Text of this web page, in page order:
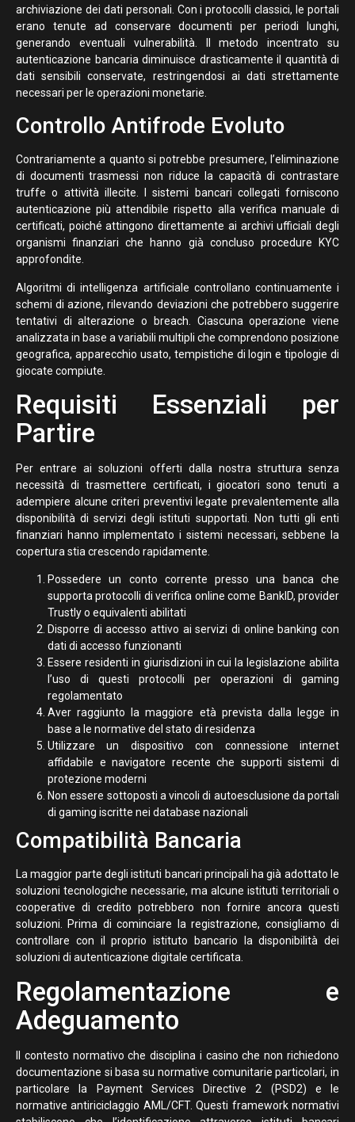
archiviazione dei dati personali. Con i protocolli classici, le portali
erano tenute ad conservare documenti per periodi lunghi,
generando eventuali vulnerabilità. Il metodo incentrato su
autenticazione bancaria diminuisce drasticamente il quantità di
dati sensibili conservate, restringendosi ai dati strettamente
necessari per le operazioni monetarie.
Controllo Antifrode Evoluto
Contrariamente a quanto si potrebbe presumere, l’eliminazione
di documenti trasmessi non riduce la capacità di contrastare
truffe o attività illecite. I sistemi bancari collegati forniscono
autenticazione più attendibile rispetto alla verifica manuale di
certificati, poiché attingono direttamente ai archivi ufficiali degli
organismi finanziari che hanno già concluso procedure KYC
approfondite.
Algoritmi di intelligenza artificiale controllano continuamente i
schemi di azione, rilevando deviazioni che potrebbero suggerire
tentativi di alterazione o breach. Ciascuna operazione viene
analizzata in base a variabili multipli che comprendono posizione
geografica, apparecchio usato, tempistiche di login e tipologie di
giocate compiute.
Requisiti Essenziali per
Partire
Per entrare ai soluzioni offerti dalla nostra struttura senza
necessità di trasmettere certificati, i giocatori sono tenuti a
adempiere alcune criteri preventivi legate prevalentemente alla
disponibilità di servizi degli istituti supportati. Non tutti gli enti
finanziari hanno implementato i sistemi necessari, sebbene la
copertura stia crescendo rapidamente.
Possedere un conto corrente presso una banca che
supporta protocolli di verifica online come BankID, provider
Trustly o equivalenti abilitati
Disporre di accesso attivo ai servizi di online banking con
dati di accesso funzionanti
Essere residenti in giurisdizioni in cui la legislazione abilita
l’uso di questi protocolli per operazioni di gaming
regolamentato
Aver raggiunto la maggiore età prevista dalla legge in
base a le normative del stato di residenza
Utilizzare un dispositivo con connessione internet
affidabile e navigatore recente che supporti sistemi di
protezione moderni
Non essere sottoposti a vincoli di autoesclusione da portali
di gaming iscritte nei database nazionali
Compatibilità Bancaria
La maggior parte degli istituti bancari principali ha già adottato le
soluzioni tecnologiche necessarie, ma alcune istituti territoriali o
cooperative di credito potrebbero non fornire ancora questi
soluzioni. Prima di cominciare la registrazione, consigliamo di
controllare con il proprio istituto bancario la disponibilità dei
soluzioni di autenticazione digitale certificata.
Regolamentazione e
Adeguamento
Il contesto normativo che disciplina i casino che non richiedono
documentazione si basa su normative comunitarie particolari, in
particolare la Payment Services Directive 2 (PSD2) e le
normative antiriciclaggio AML/CFT. Questi framework normativi